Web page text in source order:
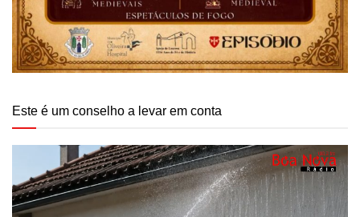
Este é um conselho a levar em conta